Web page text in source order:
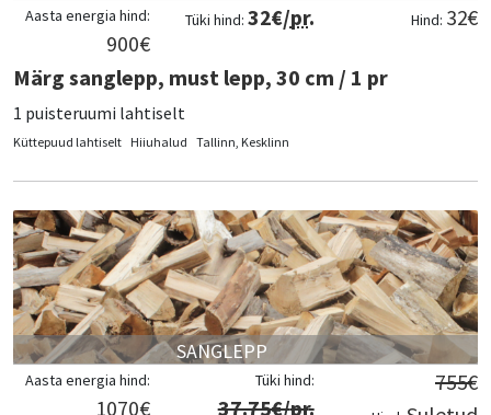
Hind: 32€
Tüki hind: 32€/pr.
Aasta energia hind:
900€
Märg sanglepp, must lepp, 30 cm / 1 pr
1 puisteruumi lahtiselt
Küttepuud lahtiselt Hiiuhalud Tallinn, Kesklinn
SANGLEPP
755€
Tüki hind:
37.75€/pr.
Aasta energia hind:
1070€